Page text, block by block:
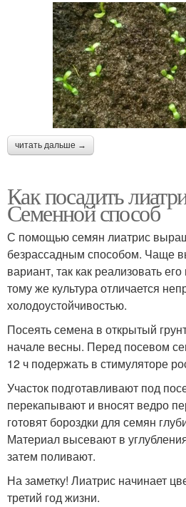
читать дальше →
Как посадить
Семенной способ
С помощью семян лиатрис
безрассадным способом. Чаще
вариант, так как реализовать
тому же культура отличается
холодоустойчивостью.
Посеять семена в открытый
начале весны. Перед посевом
12 ч подержать в стимуляторе
Участок подготавливают под
перекапывают и вносят ведро
готовят бороздки для семян
Материал высевают в
затем поливают.
На заметку! Лиатрис начинает
третий год жизни.